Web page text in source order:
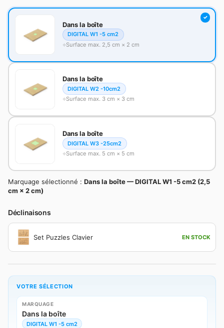
Dans la boîte
DIGITAL W1 -5 cm2
Surface max. 2,5 cm × 2 cm
Dans la boîte
DIGITAL W2 -10cm2
Surface max. 3 cm × 3 cm
Dans la boîte
DIGITAL W3 -25cm2
Surface max. 5 cm × 5 cm
Marquage sélectionné : Dans la boîte — DIGITAL W1 -5 cm2 (2,5
cm × 2 cm)
Déclinaisons
Set Puzzles Clavier EN STOCK
VOTRE SÉLECTION
MARQUAGE
Dans la boîte
DIGITAL W1 -5 cm2